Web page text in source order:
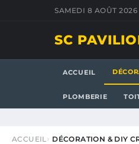
SAMEDI 8 AOÛT 2026
SC
ACCUEIL
PLOMBERIE
ACCUEIL DÉCORATION & DIY